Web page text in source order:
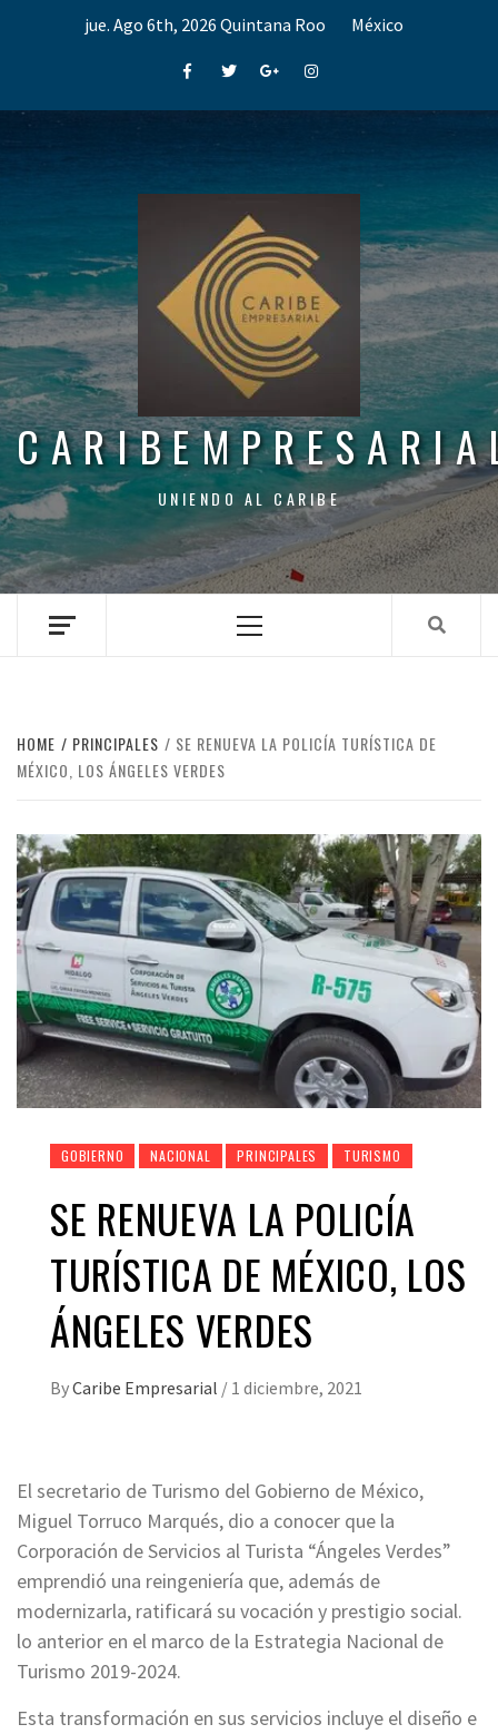
jue. Ago 6th, 2026 Quintana Roo México
FacebookTwitterGoogle+Instagram
UNIENDO AL CARIBE
Menu
HOME PRINCIPALES
SE RENUEVA LA POLICÍA TURÍSTICA DE
MÉXICO, LOS ÁNGELES VERDES
GOBIERNO NACIONAL PRINCIPALES TURISMO
SE RENUEVA LA POLICÍA
TURÍSTICA DE MÉXICO, LOS
ÁNGELES VERDES
ByCaribe Empresarial / 1 diciembre, 2021
El secretario de Turismo del Gobierno de México,
Miguel Torruco Marqués, dio a conocer que la
Corporación de Servicios al Turista “Ángeles Verdes”
emprendió una reingeniería que, además de
modernizarla, ratificará su vocación y prestigio social.
lo anterior en el marco de la Estrategia Nacional de
Turismo 2019-2024.
Esta transformación en sus servicios incluye el diseño e